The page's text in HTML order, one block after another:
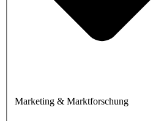
Marketing & Marktforschung